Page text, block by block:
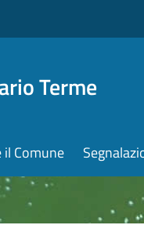
Terme
il Comune